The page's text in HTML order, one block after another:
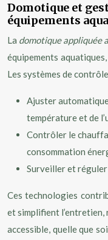
Domotique et
équipements
La domotique appliquée
équipements
Les systèmes de
Ajuster
température et de
Contrôler le
consommation
Surveiller et réguler
Ces technologies
et simplifient l’entretien,
accessible, quelle que